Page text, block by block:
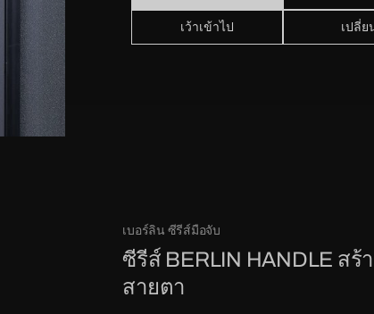
เว้าเข้าไป เปลี่ย
เบอร์ลิน ซีรีส์มือจับ
ซีรีส์ BERLIN HANDLE สร้
สายตา